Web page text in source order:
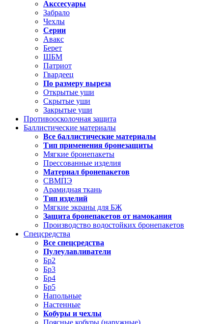
Акссесуары
Забрало
Чехлы
Серии
Авакс
Берет
ШБМ
Патриот
Гвардеец
По размеру выреза
Открытые уши
Скрытые уши
Закрытые уши
Противоосколочная защита
Баллистические материалы
Все баллистические материалы
Тип применения бронезащиты
Мягкие бронепакеты
Прессованные изделия
Материал бронепакетов
СВМПЭ
Арамидная ткань
Тип изделий
Мягкие экраны для БЖ
Защита бронепакетов от намокания
Производство водостойких бронепакетов
Спецсредства
Все спецсредства
Пулеулавливатели
Бр2
Бр3
Бр4
Бр5
Напольные
Настенные
Кобуры и чехлы
Поясные кобуры (наружные)